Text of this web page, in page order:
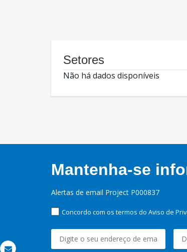
Setores
Não há dados disponíveis
Mantenha-se
Alertas de email Project P000837
Concordo com os termos do Aviso de